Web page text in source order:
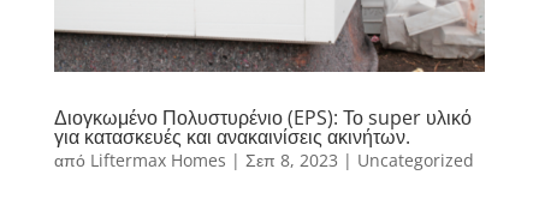
Διογκωμένο Πολυστυρένιο (EPS): Το super υλικό
για κατασκευές και ανακαινίσεις ακινήτων.
από Liftermax Homes | Σεπ 8, 2023 | Uncategorized